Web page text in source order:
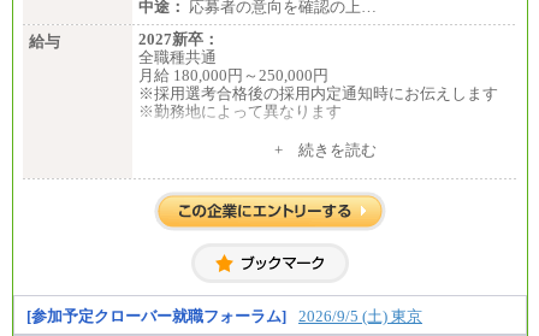
中途： 応募者の意向を確認の上…
給与
2027新卒：
全職種共通
月給 180,000円～250,000円
※採用選考合格後の採用内定通知時にお伝えします
※勤務地によって異なります
月給 200,000円～250,000円
入社時の処遇は経験・能力を考慮の上、当社規程に
より決定します。
お伝えします。
+ 続きを読む
[参加予定クローバー就職フォーラム] 2026/9/5 (土) 東京